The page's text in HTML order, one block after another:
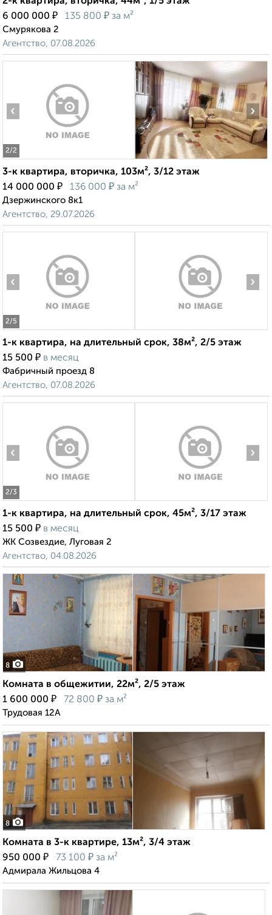
6 000 000 ₽ 135 800 ₽ за м²
Смурякова 2
Агентство, 07.08.2026
2/2
‹ ›
3-к квартира, вторичка, 103м², 3/12 этаж
14 000 000 ₽ 136 000 ₽ за м²
Дзержинского 8к1
Агентство, 29.07.2026
2/5
‹ ›
1-к квартира, на длительный срок, 38м², 2/5 этаж
15 500 ₽ в месяц
Фабричный проезд 8
Агентство, 07.08.2026
2/3
‹ ›
1-к квартира, на длительный срок, 45м², 3/17 этаж
15 500 ₽ в месяц
ЖК Созвездие, Луговая 2
Агентство, 04.08.2026
8
Комната в общежитии, 22м², 2/5 этаж
1 600 000 ₽ 72 800 ₽ за м²
Трудовая 12А
8
Комната в 3-к квартире, 13м², 3/4 этаж
950 000 ₽ 73 100 ₽ за м²
Адмирала Жильцова 4